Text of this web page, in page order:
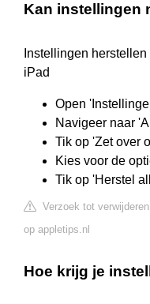
Kan instellingen
Instellingen
iPad
Open
Navigeer naar
Tik op 'Zet over
Kies voor de
Tik op 'Herstel
Verzoek tot
op appletips.nl
Hoe krijg je